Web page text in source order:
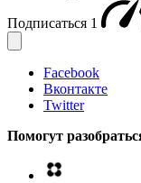
Подписаться 1
Facebook
Вконтакте
Twitter
Помогут